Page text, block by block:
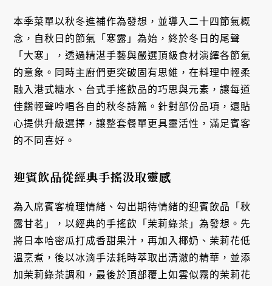
本季菜單以秋冬進補作為發想，並導入二十四節氣概
念，自秋日的節氣「寒露」為始，終於冬日的尾聲
「大寒」，透過精湛手藝與嚴選頂級食材演繹各節氣
的意象。同時主廚們更突破固有思維，在料理中輕柔
融入港式糖水、台式手搖飲品的巧思與元素，讓每道
佳餚輕聲吟唱各自的秋冬詩篇。針對部份品項，還貼
心提供升級選擇，讓整套餐單更具靈活性，滿足賓客
的不同喜好。
迎賓飲品從經典手搖汲取靈感
為入席賓客梳理情緒、勾出期待情緒的迎賓飲品「秋
露甘茗」，以經典的手搖飲「茉莉綠茶」為發想。先
將日本哈密瓜打成香甜果汁，再加入椰奶、茉莉花低
溫烹煮，後以冰滴手法耗時萃取出清澈的精華，並添
加茉莉綠茶調和，最後於頂部覆上如雲似霧的茉莉花